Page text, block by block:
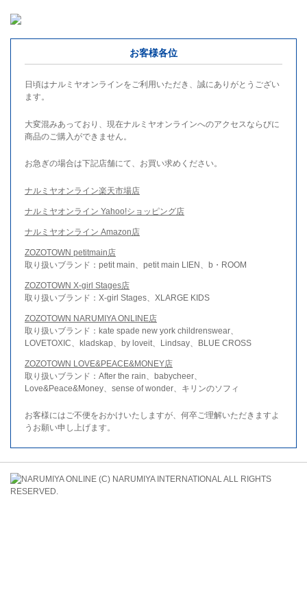
お客様各位
日頃はナルミヤオンラインをご利用いただき、誠にありがとうござい
ます。
大変混みあっており、現在ナルミヤオンラインへのアクセスならびに
商品のご購入ができません。
お急ぎの場合は下記店舗にて、お買い求めください。
ナルミヤオンライン楽天市場店
ナルミヤオンライン Yahoo!ショッピング店
ナルミヤオンライン Amazon店
ZOZOTOWN petitmain店
取り扱いブランド：petit main、petit main LIEN、b・ROOM
ZOZOTOWN X-girl Stages店
取り扱いブランド：X-girl Stages、XLARGE KIDS
ZOZOTOWN NARUMIYA ONLINE店
取り扱いブランド：kate spade new york childrenswear、
LOVETOXIC、kladskap、by loveit、Lindsay、BLUE CROSS
ZOZOTOWN LOVE&PEACE&MONEY店
取り扱いブランド：After the rain、babycheer、
Love&Peace&Money、sense of wonder、キリンのソフィ
お客様にはご不便をおかけいたしますが、何卒ご理解いただきますよ
うお願い申し上げます。